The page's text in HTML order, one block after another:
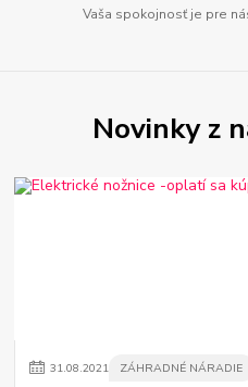
Vaša spokojnosť je pre
Novinky z
31.08.2021 ZÁHRADNÉ NÁRADIE